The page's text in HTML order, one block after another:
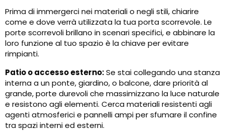
Prima di immergerci nei materiali o negli stili, chiarire
come e dove verrà utilizzata la tua porta scorrevole. Le
porte scorrevoli brillano in scenari specifici, e abbinare la
loro funzione al tuo spazio è la chiave per evitare
rimpianti.
Patio o accesso esterno:Se stai collegando una stanza
interna a un ponte, giardino, o balcone, dare priorità al
grande, porte durevoli che massimizzano la luce naturale
e resistono agli elementi. Cerca materiali resistenti agli
agenti atmosferici e pannelli ampi per sfumare il confine
tra spazi interni ed esterni.